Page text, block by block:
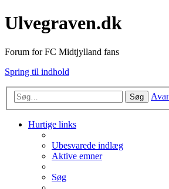
Ulvegraven.dk
Forum for FC Midtjylland fans
Spring til indhold
Søg
Hurtige links
Ubesvarede indlæg
Aktive emner
Søg